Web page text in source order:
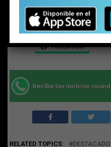
Share this:
Facebook
RELATED TOPICS: DESTACADO